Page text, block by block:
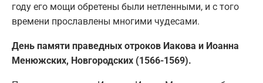
году его мощи обретены были нетленными, и с того
времени прославлены многими чудесами.
День памяти праведных отроков Иакова и Иоанна
Менюжских, Новгородских (1566-1569).